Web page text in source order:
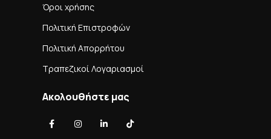
Όροι χρήσης
Πολιτική Επιστροφών
Πολιτική Απορρήτου
Τραπεζικοί Λογαριασμοί
Ακολουθήστε μας